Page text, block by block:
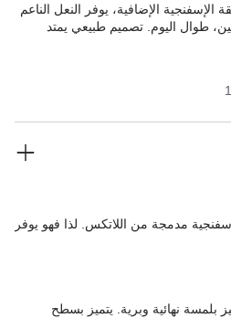
الإضافية، يوفر النعل الناعم
طوال اليوم. تصميم طبيعي يمتد
جزء من البشرة.
مدمجة من اللاتكس. لذا فهو يوفر
بلمسة نهائية وبرية. يتميز بسطح